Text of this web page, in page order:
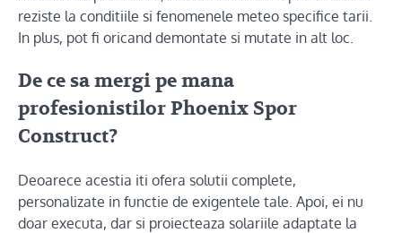
reziste la conditiile si fenomenele meteo specifice tarii.
In plus, pot fi oricand demontate si mutate in alt loc.
De ce sa mergi pe mana
profesionistilor Phoenix Spor
Construct?
Deoarece acestia iti ofera solutii complete,
personalizate in functie de exigentele tale. Apoi, ei nu
doar executa, dar si proiecteaza solariile adaptate la